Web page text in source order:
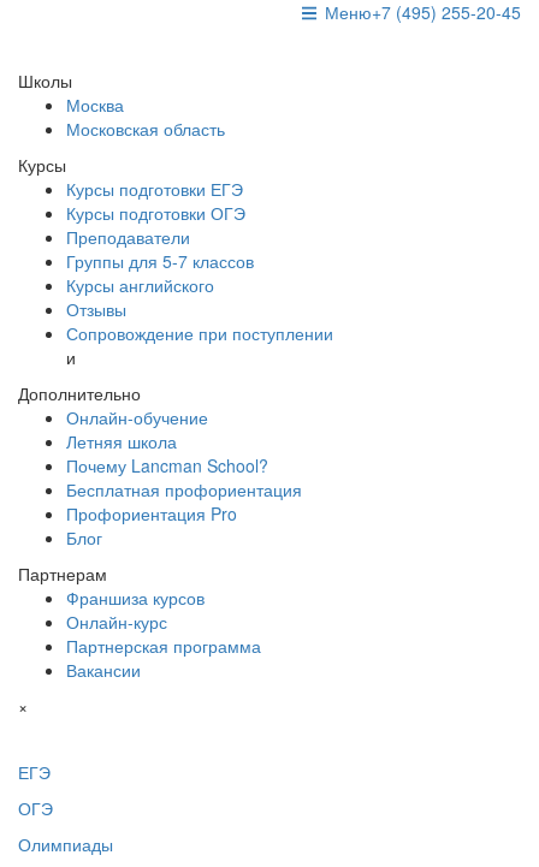
+7 (495) 255-20-45
Меню
Школы
Москва
Московская область
Курсы
Курсы подготовки ЕГЭ
Курсы подготовки ОГЭ
Преподаватели
Группы для 5-7 классов
Курсы английского
Отзывы
Сопровождение при поступлении
и
Дополнительно
Онлайн-обучение
Летняя школа
Почему Lancman School?
Бесплатная профориентация
Профориентация Pro
Блог
Партнерам
Франшиза курсов
Онлайн-курс
Партнерская программа
Вакансии
×
ЕГЭ
ОГЭ
Олимпиады